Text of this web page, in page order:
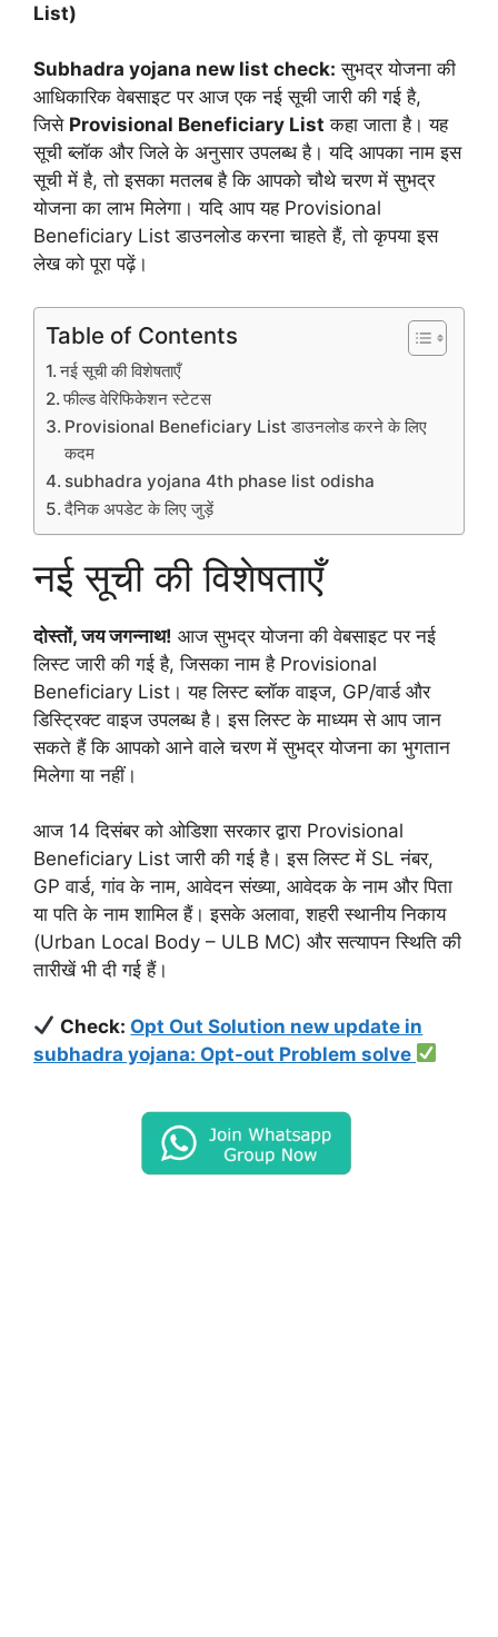
List)
Subhadra yojana new list check: सुभद्र योजना की
आधिकारिक वेबसाइट पर आज एक नई सूची जारी की गई है,
जिसे Provisional Beneficiary List कहा जाता है। यह
सूची ब्लॉक और जिले के अनुसार उपलब्ध है। यदि आपका नाम इस
सूची में है, तो इसका मतलब है कि आपको चौथे चरण में सुभद्र
योजना का लाभ मिलेगा। यदि आप यह Provisional
Beneficiary List डाउनलोड करना चाहते हैं, तो कृपया इस
लेख को पूरा पढ़ें।
Table of Contents
नई सूची की विशेषताएँ
फील्ड वेरिफिकेशन स्टेटस
Provisional Beneficiary List डाउनलोड करने के लिए
कदम
subhadra yojana 4th phase list odisha
दैनिक अपडेट के लिए जुड़ें
नई सूची की विशेषताएँ
दोस्तों, जय जगन्नाथ! आज सुभद्र योजना की वेबसाइट पर नई
लिस्ट जारी की गई है, जिसका नाम है Provisional
Beneficiary List। यह लिस्ट ब्लॉक वाइज, GP/वार्ड और
डिस्ट्रिक्ट वाइज उपलब्ध है। इस लिस्ट के माध्यम से आप जान
सकते हैं कि आपको आने वाले चरण में सुभद्र योजना का भुगतान
मिलेगा या नहीं।
आज 14 दिसंबर को ओडिशा सरकार द्वारा Provisional
Beneficiary List जारी की गई है। इस लिस्ट में SL नंबर,
GP वार्ड, गांव के नाम, आवेदन संख्या, आवेदक के नाम और पिता
या पति के नाम शामिल हैं। इसके अलावा, शहरी स्थानीय निकाय
(Urban Local Body – ULB MC) और सत्यापन स्थिति की
तारीखें भी दी गई हैं।
Check: Opt Out Solution new update in
subhadra yojana: Opt-out Problem solve